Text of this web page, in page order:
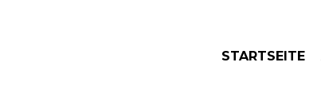
STARTSEITE